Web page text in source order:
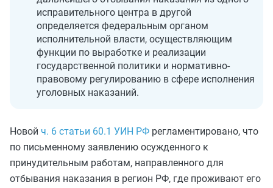
исправительного центра в другой
определяется федеральным органом
исполнительной власти, осуществляющим
функции по выработке и реализации
государственной политики и нормативно-
правовому регулированию в сфере исполнения
уголовных наказаний.
Новой ч. 6 статьи 60.1 УИН РФ регламентировано, что
по письменному заявлению осужденного к
принудительным работам, направленного для
отбывания наказания в регион РФ, где проживают его